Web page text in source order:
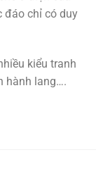
đáo chỉ có duy
kiểu tranh
hành lang….